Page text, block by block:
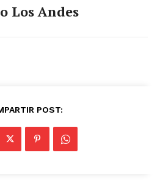
Los Andes
POST: